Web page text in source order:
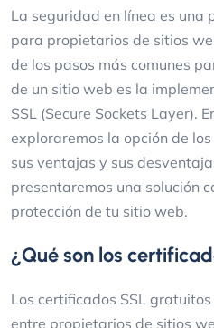
La seguridad en línea es una
para propietarios de sitios
de los pasos más comunes
de un sitio web es la
SSL (Secure Sockets Layer).
exploraremos la opción de
sus ventajas y sus
presentaremos una solución
protección de tu sitio web.
¿Qué son los
Los certificados SSL
entre propietarios de sitios